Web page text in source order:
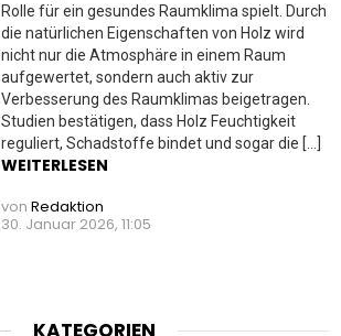
Rolle für ein gesundes Raumklima spielt. Durch
die natürlichen Eigenschaften von Holz wird
nicht nur die Atmosphäre in einem Raum
aufgewertet, sondern auch aktiv zur
Verbesserung des Raumklimas beigetragen.
Studien bestätigen, dass Holz Feuchtigkeit
reguliert, Schadstoffe bindet und sogar die […]
WEITERLESEN
von Redaktion
30. Januar 2026, 11:05
KATEGORIEN